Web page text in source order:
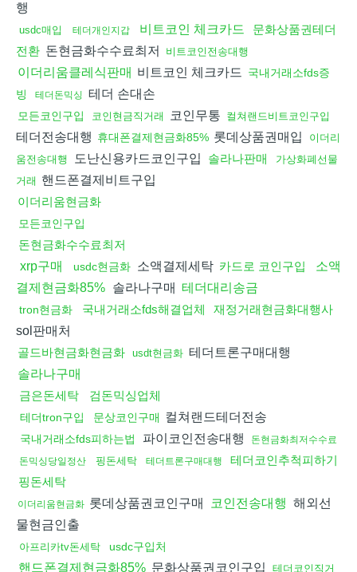
행
usdc매입 테더개인지갑 비트코인 체크카드
문화상품권테더
전환 돈현금화수수료최저 비트코인전송대행
이더리움클레식판매 비트코인 체크카드
국내거래소fds증
빙
테더돈믹싱 테더 손대손
모든코인구입 코인현금직거래 코인무통 컬쳐랜드비트코인구입
테더전송대행 휴대폰결제현금화85% 롯데상품권매입
이더리
움전송대행
도난신용카드코인구입 솔라나판매
가상화폐선물
거래 핸드폰결제비트구입
이더리움현금화
모든코인구입
돈현금화수수료최저
xrp구매
usdc현금화 소액결제세탁 카드로 코인구입
소액
결제현금화85% 솔라나구매 테더대리송금
tron현금화 국내거래소fds해결업체 재정거래현금화대행사
sol판매처
골드바현금화현금화 usdt현금화 테더트론구매대행
솔라나구매
금은돈세탁
검돈믹싱업체
테더tron구입 문상코인구매 컬쳐랜드테더전송
국내거래소fds피하는법 파이코인전송대행
돈현금화최저수수료
돈믹싱당일정산
핑돈세탁 테더트론구매대행
테더코인추척피하기
핑돈세탁
이더리움현금화 롯데상품권코인구매 코인전송대행 해외선
물현금인출
아프리카tv돈세탁 usdc구입처
핸드폰결제현금화85% 문화상품권코인구입
테더코인직거